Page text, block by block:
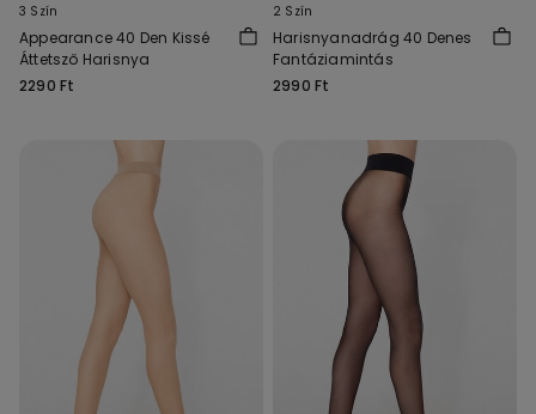
3 Szín
Appearance 40 Den Kissé
Áttetsző Harisnya
2290 Ft
2 Szín
Harisnyanadrág 40 Denes
Fantáziamintás
2990 Ft